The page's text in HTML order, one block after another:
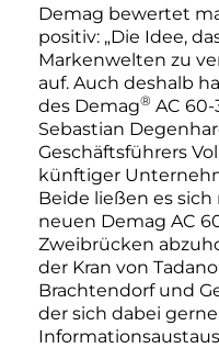
Demag bewertet
positiv: „Die Idee,
Markenwelten zu
auf. Auch deshalb
des Demag® AC
Sebastian
Geschäftsführers
künftiger
Beide ließen es
neuen Demag AC
Zweibrücken
der Kran von
Brachtendorf und
der sich dabei